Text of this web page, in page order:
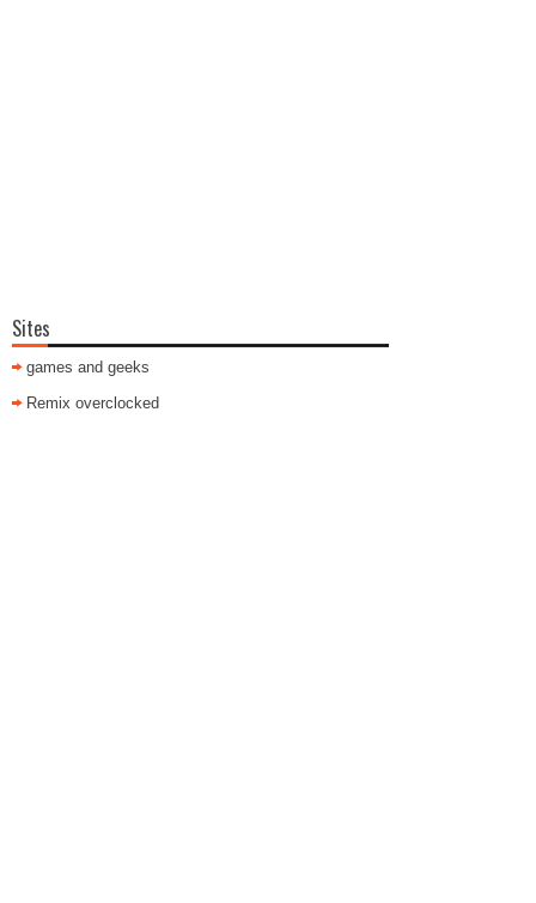
Sites
games and geeks
Remix overclocked